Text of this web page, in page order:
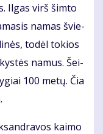
Il­gas virš šim­to
na­mas švie­
to­dėl to­kios
na­mus. Šei­
100 me­tų. Čia
kai­mo